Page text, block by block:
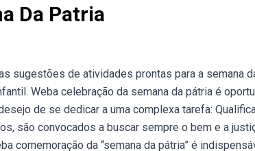
Da Patria
sugestões de atividades prontas para a semana
Weba celebração da semana da pátria é
de se dedicar a uma complexa tarefa:
são convocados a buscar sempre o bem e a
comemoração da “semana da pátria” é